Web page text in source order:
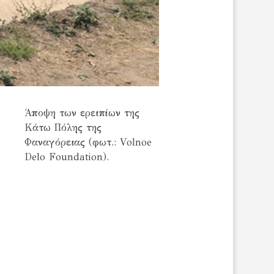
Άποψη των ερειπίων της
Κάτω Πόλης της
Φαναγόρειας (φωτ.: Volnoe
Delo Foundation).